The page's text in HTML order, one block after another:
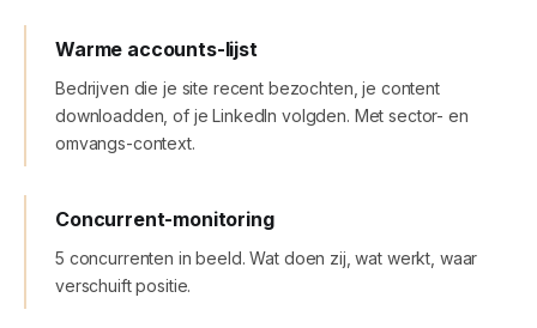
Warme accounts-lijst
Bedrijven die je site recent bezochten, je content
downloadden, of je LinkedIn volgden. Met sector- en
omvangs-context.
Concurrent-monitoring
5 concurrenten in beeld. Wat doen zij, wat werkt, waar
verschuift positie.